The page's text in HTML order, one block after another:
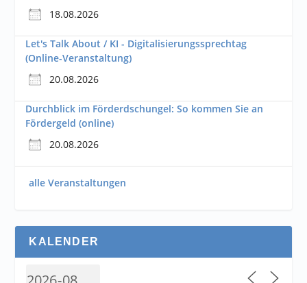
18.08.2026
Let's Talk About / KI - Digitalisierungssprechtag
(Online-Veranstaltung)
20.08.2026
Durchblick im Förderdschungel: So kommen Sie an
Fördergeld (online)
20.08.2026
alle Veranstaltungen
KALENDER